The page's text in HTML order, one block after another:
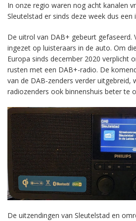
In onze regio waren nog acht kanalen
Sleutelstad er sinds deze week dus een
De uitrol van DAB+ gebeurt gefaseerd.
ingezet op luisteraars in de auto. Om
Europa sinds december 2020 verplicht
rusten met een DAB+-radio. De
van de DAB-zenders verder uitgebreid,
radiozenders ook binnenshuis beter te
De uitzendingen van Sleutelstad en